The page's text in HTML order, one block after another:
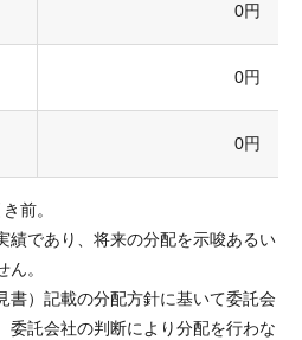
0円
0円
0円
前。
績であり、将来の分配を示唆あるい
。
書）記載の分配方針に基いて委託会
委託会社の判断により分配を行わな